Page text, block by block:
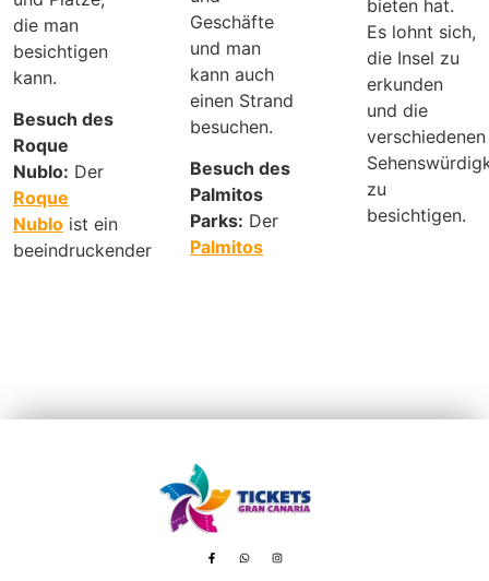
die man
besichtigen
kann.
Besuch des
Roque
Nublo: Der
Roque
Nublo ist ein
beeindruckender
Geschäfte
und man
kann auch
einen Strand
besuchen.
Besuch des
Palmitos
Parks: Der
Palmitos
bieten hat.
Es lohnt sich,
die Insel zu
erkunden
und die
verschiedenen
zu
besichtigen.